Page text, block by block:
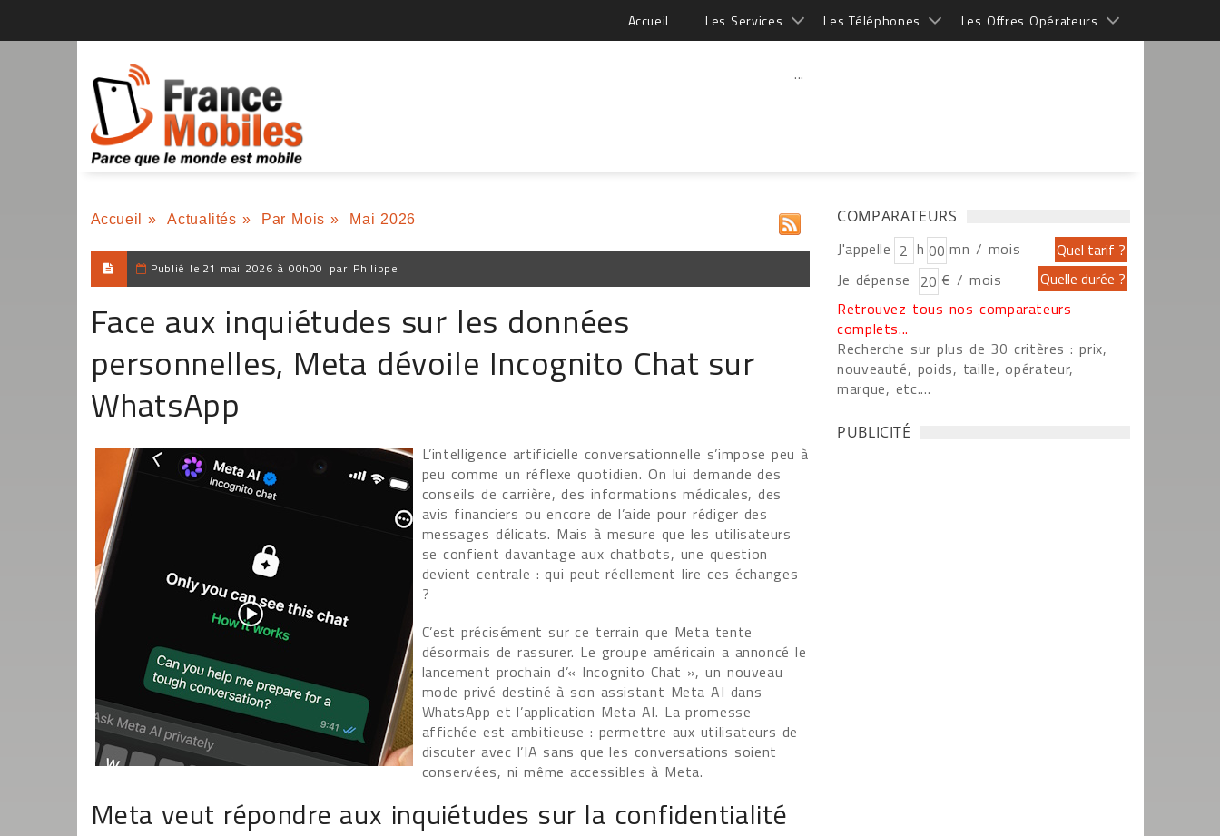
Accueil Les Services Les Téléphones Les Offres Opérateurs
...
Accueil » Actualités » Par Mois » Mai 2026
Publié le 21 mai 2026 à 00h00 par Philippe
Face aux inquiétudes sur les données
personnelles, Meta dévoile Incognito Chat sur
WhatsApp
L’intelligence artificielle conversationnelle s’impose peu à
peu comme un réflexe quotidien. On lui demande des
conseils de carrière, des informations médicales, des
avis financiers ou encore de l’aide pour rédiger des
messages délicats. Mais à mesure que les utilisateurs
se confient davantage aux chatbots, une question
devient centrale : qui peut réellement lire ces échanges
?
C’est précisément sur ce terrain que Meta tente
désormais de rassurer. Le groupe américain a annoncé le
lancement prochain d’« Incognito Chat », un nouveau
mode privé destiné à son assistant Meta AI dans
WhatsApp et l’application Meta AI. La promesse
affichée est ambitieuse : permettre aux utilisateurs de
discuter avec l’IA sans que les conversations soient
conservées, ni même accessibles à Meta.
Meta veut répondre aux inquiétudes sur la confidentialité
COMPARATEURS
J'appelle h
mn / mois
Je dépense
€ / mois
Retrouvez tous nos comparateurs
complets...
Recherche sur plus de 30 critères : prix,
nouveauté, poids, taille, opérateur,
marque, etc....
PUBLICITÉ